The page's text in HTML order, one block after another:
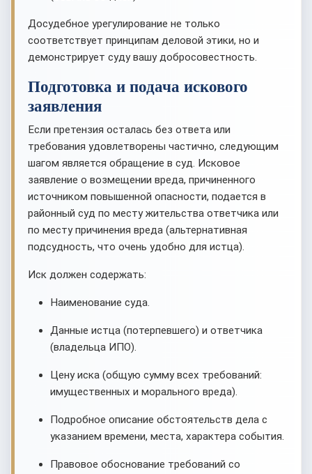
Досудебное урегулирование не только
соответствует принципам деловой этики, но и
демонстрирует суду вашу добросовестность.
Подготовка и подача искового
заявления
Если претензия осталась без ответа или
требования удовлетворены частично, следующим
шагом является обращение в суд. Исковое
заявление о возмещении вреда, причиненного
источником повышенной опасности, подается в
районный суд по месту жительства ответчика или
по месту причинения вреда (альтернативная
подсудность, что очень удобно для истца).
Иск должен содержать:
Наименование суда.
Данные истца (потерпевшего) и ответчика
(владельца ИПО).
Цену иска (общую сумму всех требований:
имущественных и морального вреда).
Подробное описание обстоятельств дела с
указанием времени, места, характера события.
Правовое обоснование требований со